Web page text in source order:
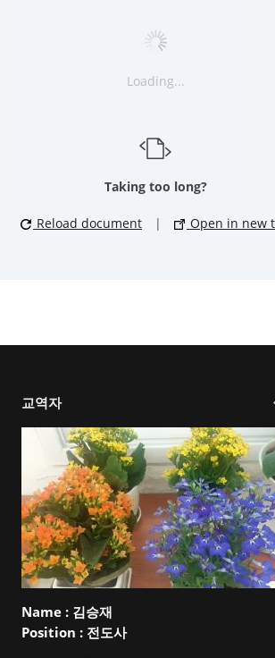
Loading...
Taking too long?
Reload document | Open in new
교역자
Name :김승재
Position :전도사